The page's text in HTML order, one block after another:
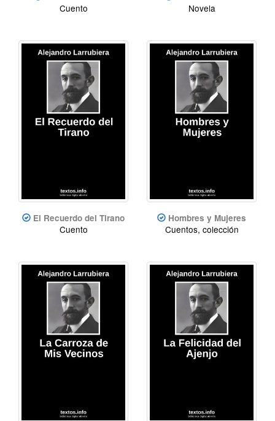
Cuento Novela
El Recuerdo del Tirano
Cuento
Hombres y Mujeres
Cuentos, colección